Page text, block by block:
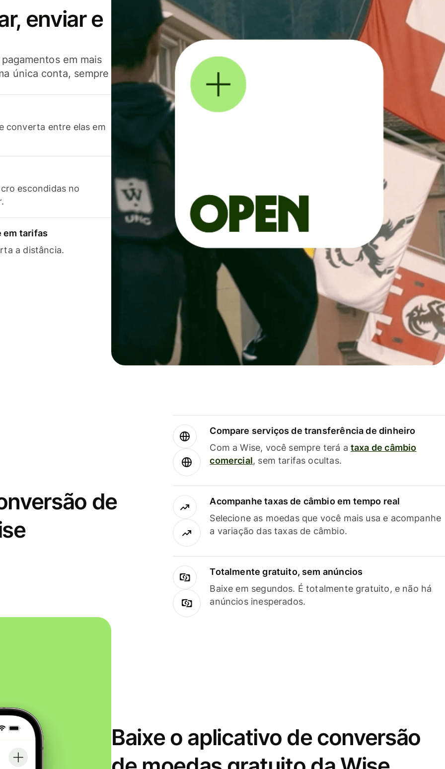
enviar e
em mais
única conta, sempre
converta entre elas em
escondidas no
em tarifas
a distância.
de
Compare serviços de transferência de dinheiro
Com a Wise, você sempre terá a taxa de câmbio
comercial, sem tarifas ocultas.
Acompanhe taxas de câmbio em tempo real
Selecione as moedas que você mais usa e acompanhe
a variação das taxas de câmbio.
Totalmente gratuito, sem anúncios
Baixe em segundos. É totalmente gratuito, e não há
anúncios inesperados.
Baixe o aplicativo de conversão